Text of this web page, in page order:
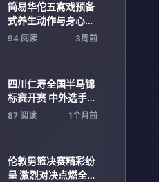
简易华佗五禽戏预备
式养生动作与身心调
理全指南
94 阅读 3周前
四川仁寿全国半马锦
标赛开赛 中外选手激
烈角逐争夺荣誉
87 阅读 1个月前
伦敦男篮决赛精彩纷
呈 激烈对决点燃全场